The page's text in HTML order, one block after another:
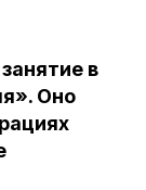
в
Оно